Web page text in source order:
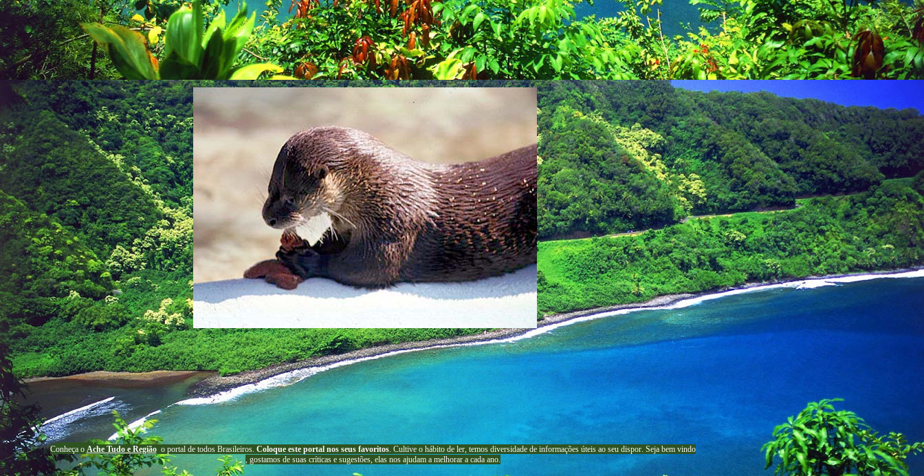
Conheça o Ache Tudo e Regiãoo portal de todos Brasileiros. Coloque este portal nos seus favoritos. Cultive o hábito de ler, temos diversidade de informações úteisao seu dispor. Seja bem vindo
, gostamos de suas críticas e sugestões, elas nos ajudam a melhorar a cada ano.